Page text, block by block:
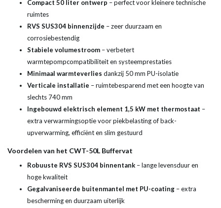
Compact 50 liter ontwerp – perfect voor kleinere technische
ruimtes
RVS SUS304 binnenzijde – zeer duurzaam en
corrosiebestendig
Stabiele volumestroom – verbetert
warmtepompcompatibiliteit en systeemprestaties
Minimaal warmteverlies dankzij 50 mm PU-isolatie
Verticale installatie – ruimtebesparend met een hoogte van
slechts 740 mm
Ingebouwd elektrisch element 1,5 kW met thermostaat –
extra verwarmingsoptie voor piekbelasting of back-
upverwarming, efficiënt en slim gestuurd
Voordelen van het CWT-50L Buffervat
Robuuste RVS SUS304 binnentank – lange levensduur en
hoge kwaliteit
Gegalvaniseerde buitenmantel met PU-coating – extra
bescherming en duurzaam uiterlijk